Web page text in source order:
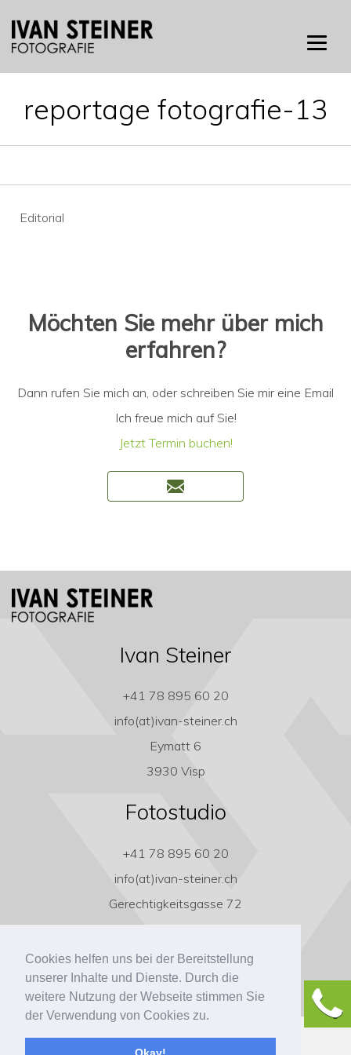
Cookies helfen uns bei der Bereitstellung
unserer Inhalte und Dienste. Durch die
weitere Nutzung der Webseite stimmen Sie
der Verwendung von Cookies zu.
reportage fotografie-13
Beitragsnavigation
Editorial
Möchten Sie mehr über mich
erfahren?
Dann rufen Sie mich an, oder schreiben Sie mir eine Email
Ich freue mich auf Sie!
Jetzt Termin buchen!
Ivan Steiner
+41 78 895 60 20
info(at)ivan-steiner.ch
Eymatt 6
3930 Visp
Fotostudio
+41 78 895 60 20
info(at)ivan-steiner.ch
Gerechtigkeitsgasse 72
3011 Bern
Copyright ivan-steiner.ch